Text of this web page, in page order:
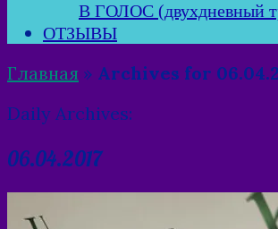
В ГОЛОС (двухдневный
ОТЗЫВЫ
Главная » Archives for
Daily Archives:
06.04.2017